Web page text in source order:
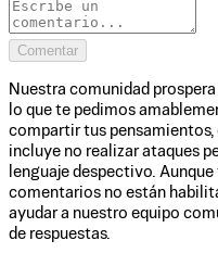
Comentar
Nuestra comunidad
lo que te pedimos
compartir tus
incluye no realizar ataques
lenguaje despectivo.
comentarios no están
ayudar a nuestro equipo
de respuestas.